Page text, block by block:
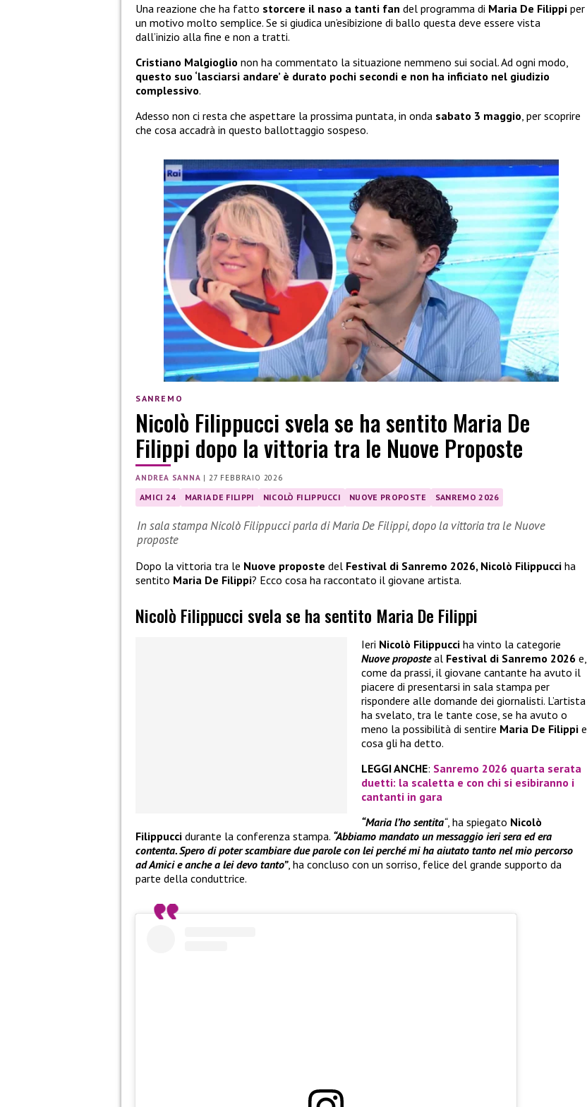
Una reazione che ha fatto storcere il naso a tanti fan del programma di Maria De Filippi per
un motivo molto semplice. Se si giudica un’esibizione di ballo questa deve essere vista
dall’inizio alla fine e non a tratti.
Cristiano Malgioglio non ha commentato la situazione nemmeno sui social. Ad ogni modo,
questo suo ‘lasciarsi andare’ è durato pochi secondi e non ha inficiato nel giudizio
complessivo.
Adesso non ci resta che aspettare la prossima puntata, in onda sabato 3 maggio , per scoprire
che cosa accadrà in questo ballottaggio sospeso.
SANREMO
Nicolò Filippucci svela se ha sentito Maria De
Filippi dopo la vittoria tra le Nuove Proposte
ANDREA SANNA |27 FEBBRAIO 2026
AMICI 24 MARIA DE FILIPPI NICOLÒ FILIPPUCCI NUOVE PROPOSTE SANREMO 2026
In sala stampa Nicolò Filippucci parla di Maria De Filippi, dopo la vittoria tra le Nuove
proposte
Dopo la vittoria tra le Nuove proposte del Festival di Sanremo 2026, Nicolò Filippucci ha
sentito Maria De Filippi? Ecco cosa ha raccontato il giovane artista.
Nicolò Filippucci svela se ha sentito Maria De Filippi
Ieri Nicolò Filippucci ha vinto la categorie
Nuove proposteal Festival di Sanremo 2026 e,
come da prassi, il giovane cantante ha avuto il
piacere di presentarsi in sala stampa per
rispondere alle domande dei giornalisti. L’artista
ha svelato, tra le tante cose, se ha avuto o
meno la possibilità di sentire Maria De Filippi e
cosa gli ha detto.
LEGGI ANCHE: Sanremo 2026 quarta serata
duetti: la scaletta e con chi si esibiranno i
cantanti in gara
“Maria l’ho sentita“, ha spiegato Nicolò
Filippucci durante la conferenza stampa. “Abbiamo mandato un messaggio ieri sera ed era
contenta. Spero di poter scambiare due parole con lei perché mi ha aiutato tanto nel mio percorso
ad Amici e anche a lei devo tanto”, ha concluso con un sorriso, felice del grande supporto da
parte della conduttrice.